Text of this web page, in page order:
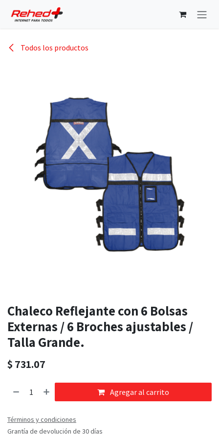
Todos los productos
Chaleco Reflejante con 6 Bolsas
Externas / 6 Broches ajustables /
Talla Grande.
$ 731.07
Agregar al carrito
Términos y condiciones
Grantía de devolución de 30 días